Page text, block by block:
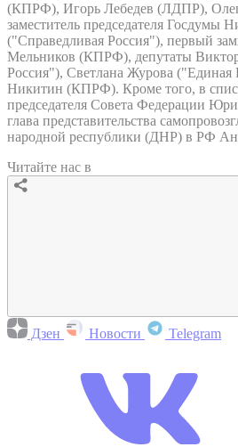
(КПРФ), Игорь Лебедев (ЛДПР),
заместитель председателя Госдумы
("Справедливая Россия"), первый
Мельников (КПРФ), депутаты
Россия"), Светлана Журова
Никитин (КПРФ). Кроме того, в
председателя Совета Федерации
глава представительства
народной республики (ДНР) в РФ
Читайте нас в
Дзен Новости Telegram